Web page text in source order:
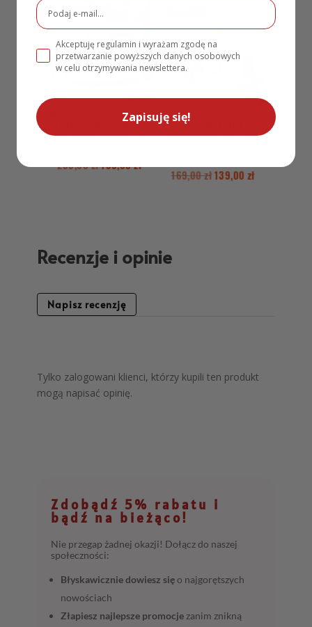
PROMOCJA!
Podziękowanie dla
rodziców z pleksi
lustrzaną 40x60cm
299,00zł199,00zł
Personalizowany
Prezent dla
Rodziców na Ślub
169,00zł139,00 zł
Recenzje i opinie
Napisz recenzję
Tylko zalogowani klienci, którzy kupili ten produkt
mogą napisać opinię.
Zdobądź 5% rabatu i
bądź na bieżąco!
Nie przegap żadnej okazji! Dołącz do naszej
społeczności:
Błyskawicznie dowiesz sięo najgorętszych
nowościach
Złapiesz najlepsze promocje zanim znikną
Akceptuję regulamin i wyrażam zgodę na
przetwarzanie powyższych danych osobowych
w celu otrzymywania newslettera.
Zapisuję się!